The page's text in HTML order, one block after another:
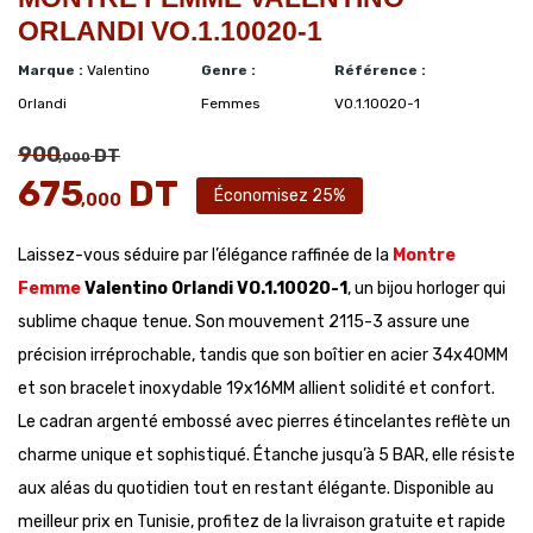
ORLANDI VO.1.10020-1
Marque : Valentino
Orlandi
Genre :
Femmes
Référence :
VO.1.10020-1
900,000DT
675,000 DT Économisez 25%
Laissez-vous séduire par l’élégance raffinée de la Montre
FemmeValentino Orlandi VO.1.10020-1, un bijou horloger qui
sublime chaque tenue. Son mouvement 2115-3 assure une
précision irréprochable, tandis que son boîtier en acier 34x40MM
et son bracelet inoxydable 19x16MM allient solidité et confort.
Le cadran argenté embossé avec pierres étincelantes reflète un
charme unique et sophistiqué. Étanche jusqu’à 5 BAR, elle résiste
aux aléas du quotidien tout en restant élégante. Disponible au
meilleur prix en Tunisie, profitez de la livraison gratuite et rapide